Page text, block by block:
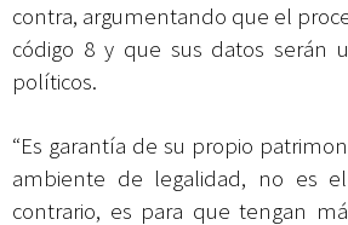
contra, argumentando que el
código 8 y que sus datos serán
políticos.
“Es garantía de su propio
ambiente de legalidad, no es
contrario, es para que tengan